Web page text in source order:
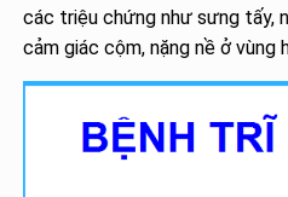
các triệu chứng như sưng tấy,
cảm giác cộm, nặng nề ở vùng